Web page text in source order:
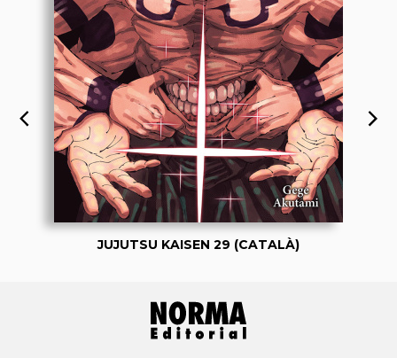
JUJUTSU KAISEN 29 (CATALÀ)